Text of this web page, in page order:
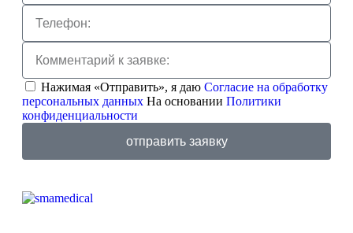
Нажимая «Отправить», я даю Согласие на обработку
персональных данных На основании Политики
конфиденциальности
отправить заявку